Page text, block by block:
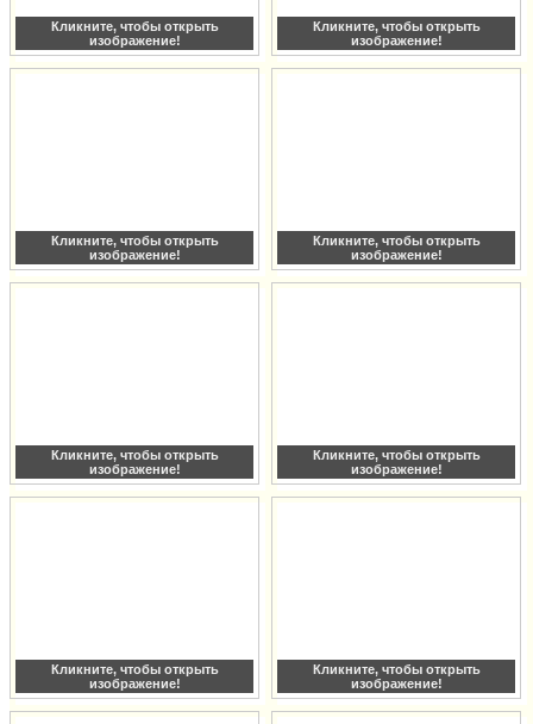
Кликните, чтобы открыть
изображение!
Кликните, чтобы открыть
изображение!
Кликните, чтобы открыть
изображение!
Кликните, чтобы открыть
изображение!
Кликните, чтобы открыть
изображение!
Кликните, чтобы открыть
изображение!
Кликните, чтобы открыть
изображение!
Кликните, чтобы открыть
изображение!